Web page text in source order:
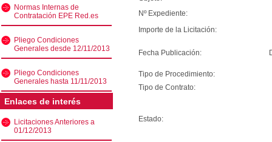
Normas Internas de
Contratación EPE Red.es
Pliego Condiciones
Generales desde 12/11/2013
Pliego Condiciones
Generales hasta 11/11/2013
Enlaces de interés
Licitaciones Anteriores a
01/12/2013
Nº Expediente:
Importe de la Licitación:
Fecha Publicación:
Tipo de Procedimiento:
Tipo de Contrato:
Estado: